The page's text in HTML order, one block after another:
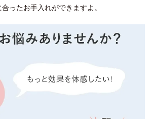
ったお手入れができますよ。